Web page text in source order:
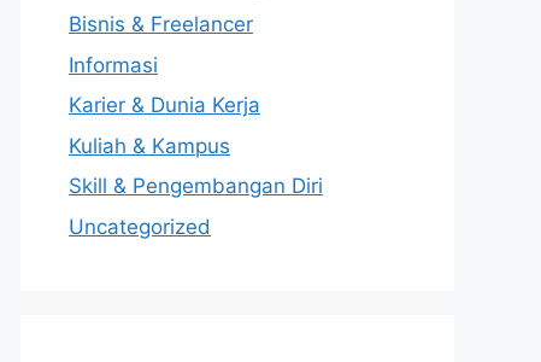
Bisnis & Freelancer
Informasi
Karier & Dunia Kerja
Kuliah & Kampus
Skill & Pengembangan Diri
Uncategorized